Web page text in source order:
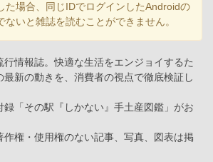
た場合、同じIDでログインしたAndroidの
ないと雑誌を読むことができません。
情報誌。快適な生活をエンジョイするた
新の動きを、消費者の視点で徹底検証し
「その駅『しかない』手土産図鑑」がお
権・使用権のない記事、写真、図表は掲